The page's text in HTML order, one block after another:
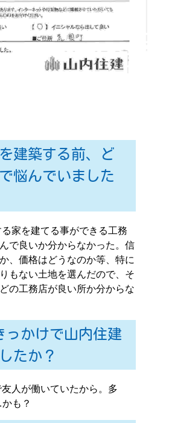
建築する前、ど
悩んでいました
家を建てる事ができる工務
で良いか分からなかった。信
、価格はどうなのか等、特に
もない土地を選んだので、そ
の工務店が良い所か分からな
っかけで山内住建
たか？
人が働いていたから。多
も？